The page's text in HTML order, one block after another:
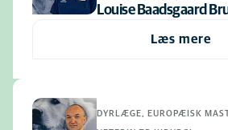
Louise Baadsgaard
Læs mere
DYRLÆGE, EUROPÆISK